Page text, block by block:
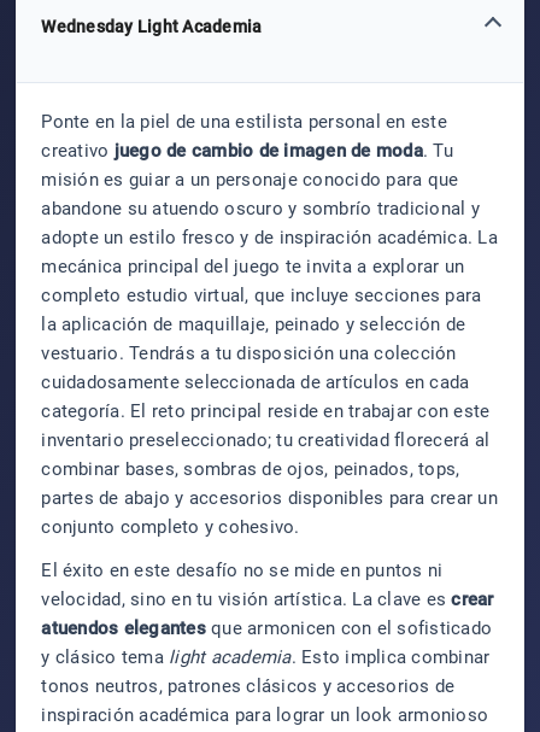
Wednesday Light Academia
Ponte en la piel de una estilista personal en este
creativo juego de cambio de imagen de moda. Tu
misión es guiar a un personaje conocido para que
abandone su atuendo oscuro y sombrío tradicional y
adopte un estilo fresco y de inspiración académica. La
mecánica principal del juego te invita a explorar un
completo estudio virtual, que incluye secciones para
la aplicación de maquillaje, peinado y selección de
vestuario. Tendrás a tu disposición una colección
cuidadosamente seleccionada de artículos en cada
categoría. El reto principal reside en trabajar con este
inventario preseleccionado; tu creatividad florecerá al
combinar bases, sombras de ojos, peinados, tops,
partes de abajo y accesorios disponibles para crear un
conjunto completo y cohesivo.
El éxito en este desafío no se mide en puntos ni
velocidad, sino en tu visión artística. La clave escrear
atuendos elegantesque armonicen con el sofisticado
y clásico tema light academia. Esto implica combinar
tonos neutros, patrones clásicos y accesorios de
inspiración académica para lograr un look armonioso